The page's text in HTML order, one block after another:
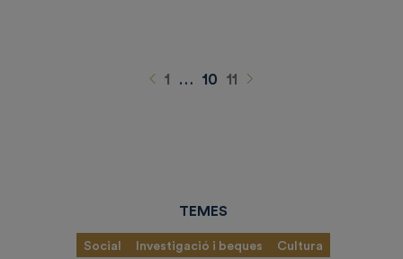
Anterior
1 … 10 11
TEMES
Social Investigació i beques Cultura